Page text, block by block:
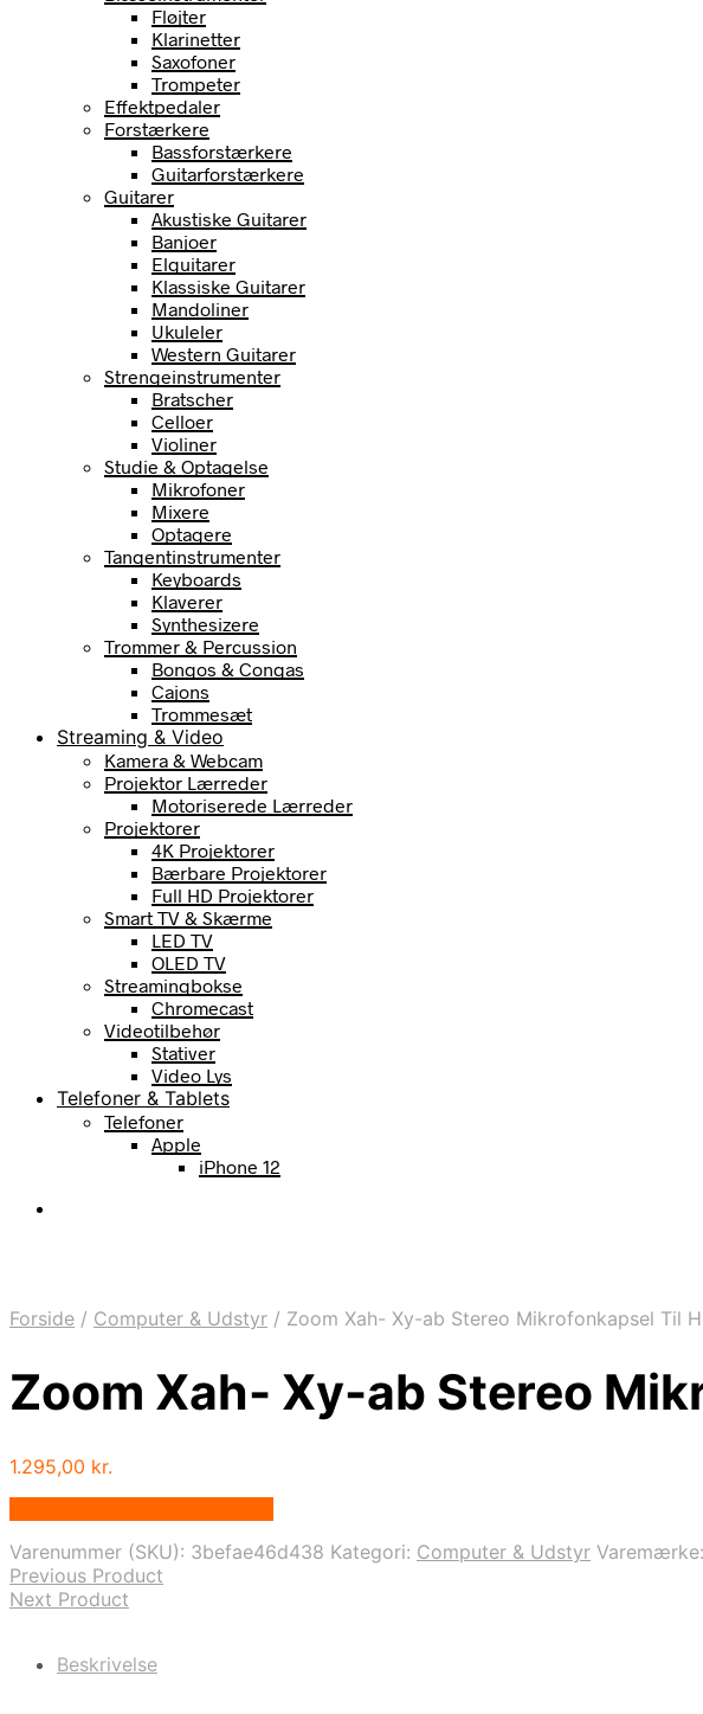
Fløjter
Klarinetter
Saxofoner
Trompeter
Effektpedaler
Forstærkere
Bassforstærkere
Guitarforstærkere
Guitarer
Akustiske Guitarer
Banjoer
Elguitarer
Klassiske Guitarer
Mandoliner
Ukuleler
Western Guitarer
Strengeinstrumenter
Bratscher
Celloer
Violiner
Studie & Optagelse
Mikrofoner
Mixere
Optagere
Tangentinstrumenter
Keyboards
Klaverer
Synthesizere
Trommer & Percussion
Bongos & Congas
Cajons
Trommesæt
Streaming & Video
Kamera & Webcam
Projektor Lærreder
Motoriserede Lærreder
Projektorer
4K Projektorer
Bærbare Projektorer
Full HD Projektorer
Smart TV & Skærme
LED TV
OLED TV
Streamingbokse
Chromecast
Videotilbehør
Stativer
Video Lys
Telefoner & Tablets
Telefoner
Apple
iPhone 12
Forside / Computer & Udstyr / Zoom Xah- Xy-ab Stereo Mikrofonkapsel Til
Zoom Xah- Xy-ab Stereo
1.295,00 kr.
Varenummer (SKU): 3befae46d438 Kategori: Computer & Udstyr Varemærke:
Previous Product
Next Product
Beskrivelse